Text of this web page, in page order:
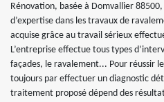
Rénovation, basée à Domvallier
d’expertise dans les travaux de
acquise grâce au travail sérieux
L’entreprise effectue tous types
façades, le ravalement... Pour réussir
toujours par effectuer un diagnostic
traitement proposé dépend des